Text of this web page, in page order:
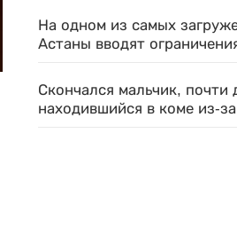
На одном из самых
Астаны вводят
Скончался мальчик, почти
находившийся в коме из-